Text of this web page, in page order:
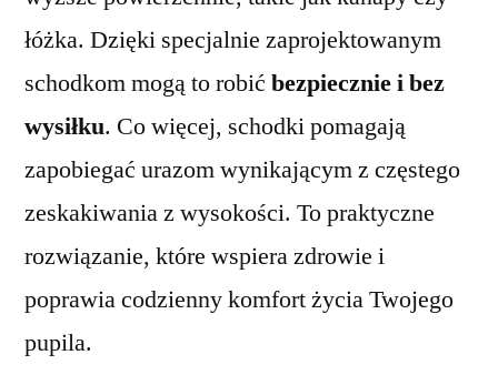
łóżka. Dzięki specjalnie zaprojektowanym
schodkom mogą to robić bezpiecznie i bez
wysiłku. Co więcej, schodki pomagają
zapobiegać urazom wynikającym z częstego
zeskakiwania z wysokości. To praktyczne
rozwiązanie, które wspiera zdrowie i
poprawia codzienny komfort życia Twojego
pupila.